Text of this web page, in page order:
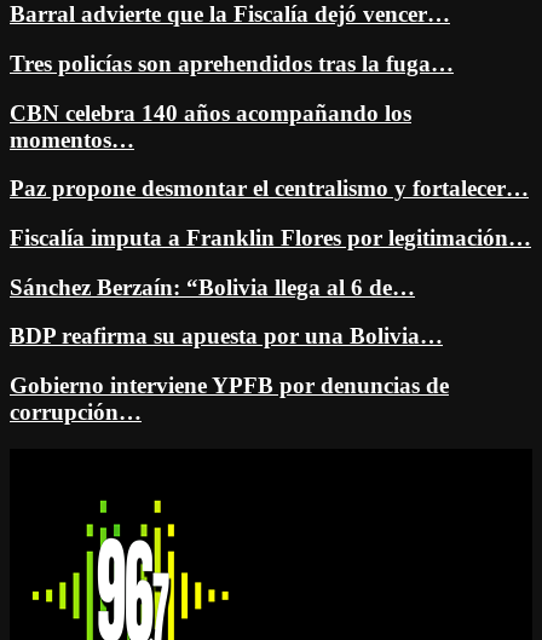
Barral advierte que la Fiscalía dejó vencer…
Tres policías son aprehendidos tras la fuga…
CBN celebra 140 años acompañando los
momentos…
Paz propone desmontar el centralismo y fortalecer…
Fiscalía imputa a Franklin Flores por legitimación…
Sánchez Berzaín: “Bolivia llega al 6 de…
BDP reafirma su apuesta por una Bolivia…
Gobierno interviene YPFB por denuncias de
corrupción…